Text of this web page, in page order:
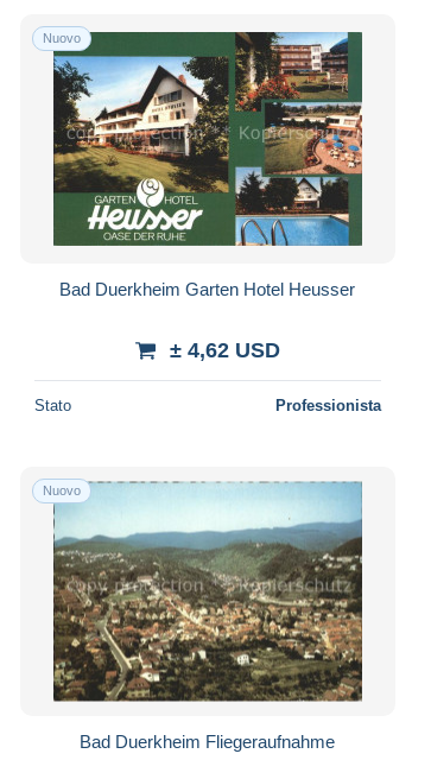
Nuovo
Bad Duerkheim Garten Hotel Heusser
± 4,62 USD
Stato Professionista
Nuovo
Bad Duerkheim Fliegeraufnahme